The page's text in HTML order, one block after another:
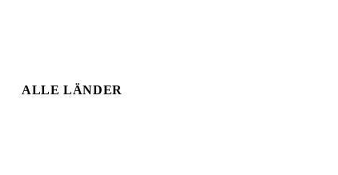
ALLE LÄNDER